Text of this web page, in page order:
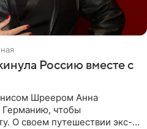
Россию вместе с
Шреером Анна
Германию, чтобы
О своем путешествии экс-